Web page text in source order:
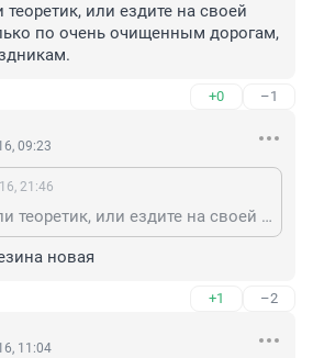
или ездите на своей
по очень очищенным дорогам,
+0 –1
09:23
21:46
Батенька, Вы или теоретик, или ездите на своей Хонде Сивик только по очень очищенным дорогам, по большим праздникам.
новая
+1 –2
11:04